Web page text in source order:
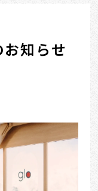
知らせ